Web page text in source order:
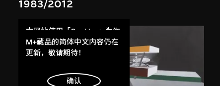
1983/2012
本网站使用「Cookies」为你
提供最好的网站体验。
了解更多
明白
M+藏品的简体中文内容仍在
更新，敬请期待！
确认